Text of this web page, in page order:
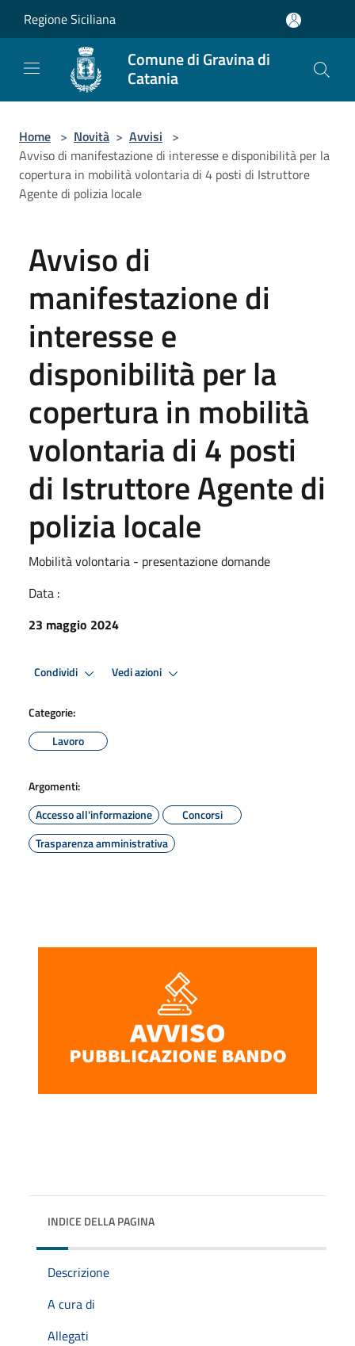
Regione Siciliana
Comune di Gravina di
Catania
Home > Novità > Avvisi >
Avviso di manifestazione di interesse e disponibilità per la
copertura in mobilità volontaria di 4 posti di Istruttore
Agente di polizia locale
Avviso di
manifestazione di
interesse e
disponibilità per la
copertura in mobilità
volontaria di 4 posti
di Istruttore Agente di
polizia locale
Mobilità volontaria - presentazione domande
Data :
23 maggio 2024
Condividi Vedi azioni
Categorie:
Lavoro
Argomenti:
Accesso all'informazione
Concorsi
Trasparenza amministrativa
INDICE DELLA PAGINA
Descrizione
A cura di
Allegati